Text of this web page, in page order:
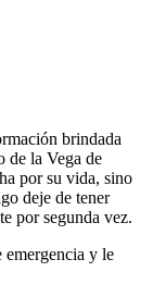
brindada
de la Vega de
por su vida, sino
deje de tener
por segunda vez.
emergencia y le